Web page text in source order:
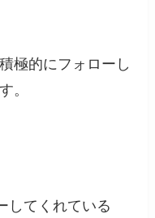
極的にフォローし
。
してくれている